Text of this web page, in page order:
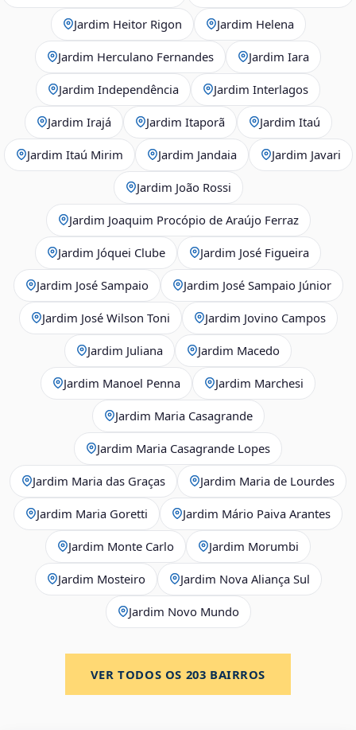
Jardim Heitor Rigon Jardim Helena
Jardim Herculano Fernandes Jardim Iara
Jardim Independência Jardim Interlagos
Jardim Irajá Jardim Itaporã Jardim Itaú
Jardim Itaú Mirim Jardim Jandaia Jardim Javari
Jardim João Rossi
Jardim Joaquim Procópio de Araújo Ferraz
Jardim Jóquei Clube Jardim José Figueira
Jardim José Sampaio Jardim José Sampaio Júnior
Jardim José Wilson Toni Jardim Jovino Campos
Jardim Juliana Jardim Macedo
Jardim Manoel Penna Jardim Marchesi
Jardim Maria Casagrande
Jardim Maria Casagrande Lopes
Jardim Maria das Graças Jardim Maria de Lourdes
Jardim Maria Goretti Jardim Mário Paiva Arantes
Jardim Monte Carlo Jardim Morumbi
Jardim Mosteiro Jardim Nova Aliança Sul
Jardim Novo Mundo
VER TODOS OS 203 BAIRROS